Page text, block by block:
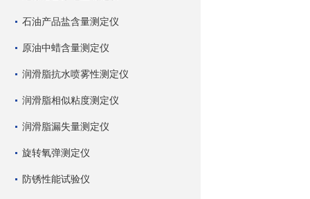
石油产品盐含量测定仪
原油中蜡含量测定仪
润滑脂抗水喷雾性测定仪
润滑脂相似粘度测定仪
润滑脂漏失量测定仪
旋转氧弹测定仪
防锈性能试验仪